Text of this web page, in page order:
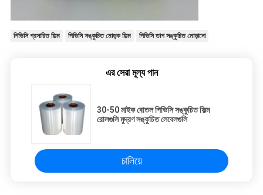
পিভিসি প্রসারিত ফিল্ম পিভিসি সঙ্কুচিত মোড়ক ফিল্ম পিভিসি তাপ সঙ্কুচিত মোড়ানো
এর সেরা মূল্য পান
30-50 মাইক বোতল পিভিসি সঙ্কুচিত ফিল্ম
রোলগুলি মুদ্রণ সঙ্কুচিত লেবেলগুলি
চালিয়ে